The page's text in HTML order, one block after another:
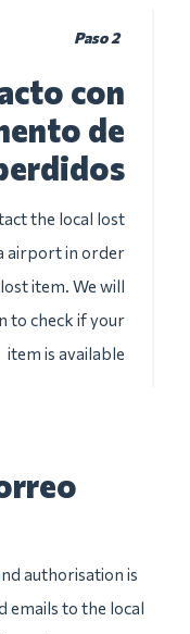
Paso 2
con
de
the local lost
airport in order
item. We will
to check if your
item is available
authorisation is
emails to the local